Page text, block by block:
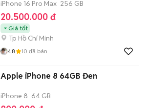
iPhone 16 Pro Max 256 GB
20.500.000 đ
Giá tốt
Tp Hồ Chí Minh
4.8 10 đã bán
Apple iPhone 8 64GB Đen
iPhone 8 64 GB